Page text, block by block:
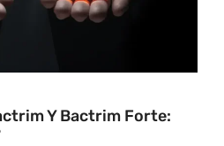
Y Bactrim Forte: